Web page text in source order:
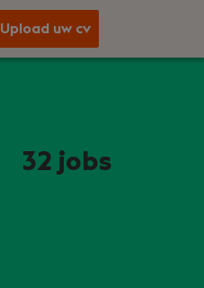
Upload uw cv
32 jobs